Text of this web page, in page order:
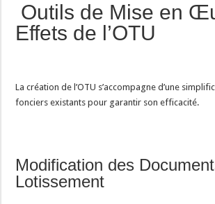
Outils de Mise en
Effets de l’OTU
La création de l’OTU s’accompagne d’une
fonciers existants pour garantir son efficacité.
Modification des
Lotissement